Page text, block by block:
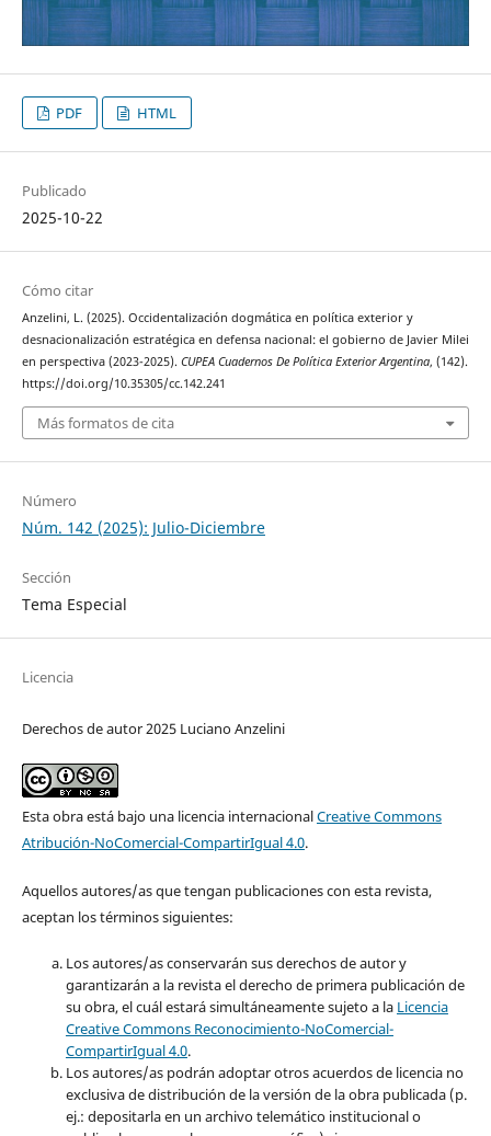
PDF HTML
Publicado
2025-10-22
Cómo citar
Anzelini, L. (2025). Occidentalización dogmática en política exterior y
desnacionalización estratégica en defensa nacional: el gobierno de Javier Milei
en perspectiva (2023-2025). CUPEA Cuadernos De Política Exterior Argentina, (142).
https://doi.org/10.35305/cc.142.241
Más formatos de cita
Número
Núm. 142 (2025): Julio-Diciembre
Sección
Tema Especial
Licencia
Derechos de autor 2025 Luciano Anzelini
Esta obra está bajo una licencia internacionalCreative Commons
Atribución-NoComercial-CompartirIgual 4.0.
Aquellos autores/as que tengan publicaciones con esta revista,
aceptan los términos siguientes:
Los autores/as conservarán sus derechos de autor y
garantizarán a la revista el derecho de primera publicación de
su obra, el cuál estará simultáneamente sujeto a la Licencia
Creative Commons Reconocimiento-NoComercial-
CompartirIgual 4.0.
Los autores/as podrán adoptar otros acuerdos de licencia no
exclusiva de distribución de la versión de la obra publicada (p.
ej.: depositarla en un archivo telemático institucional o